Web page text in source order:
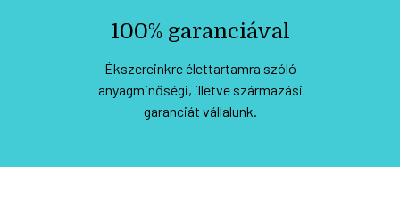
100% garanciával
Ékszereinkre élettartamra szóló
anyagminőségi, illetve származási
garanciát vállalunk.